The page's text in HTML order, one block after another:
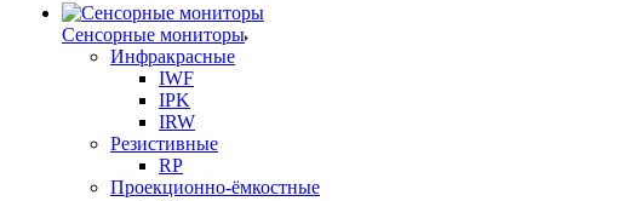
Сенсорные мониторы
Инфракрасные
IWF
IPK
IRW
Резистивные
RP
Проекционно-ёмкостные